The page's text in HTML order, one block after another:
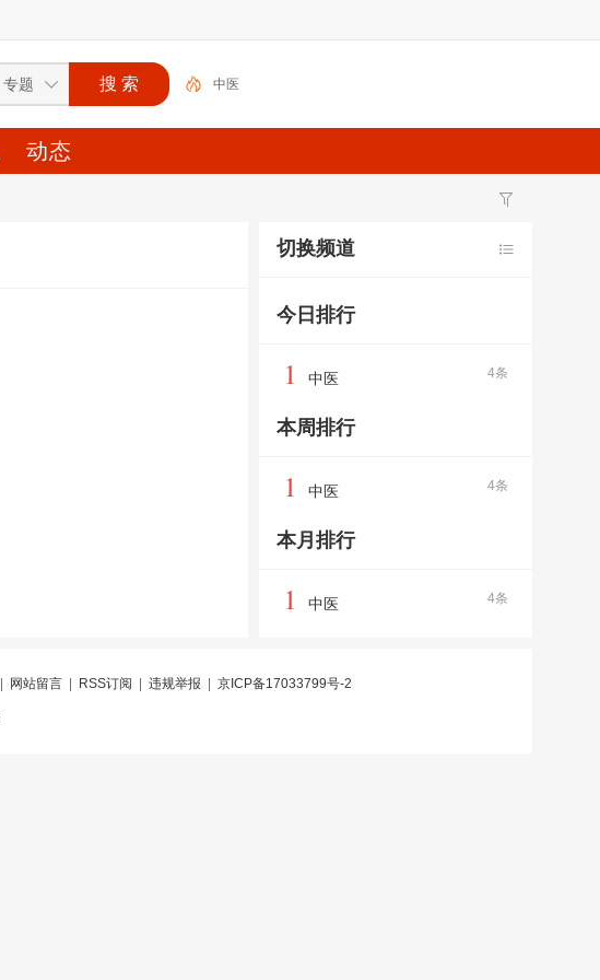
中医
动态
切换频道
今日排行
4条
1 中医
本周排行
4条
1 中医
本月排行
4条
1 中医
网站留言| RSS订阅 违规举报 京ICP备17033799号-2